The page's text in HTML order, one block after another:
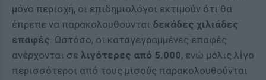
μόνο περιοχή, οι επιδημιολόγοι εκτιμούν ότι θα
έπρεπε να παρακολουθούνται δεκάδες χιλιάδες
επαφές. Ωστόσο, οι καταγεγραμμένες επαφές
ανέρχονται σε λιγότερες από 5.000, ενώ μόλις λίγο
περισσότεροι από τους μισούς παρακολουθούνται